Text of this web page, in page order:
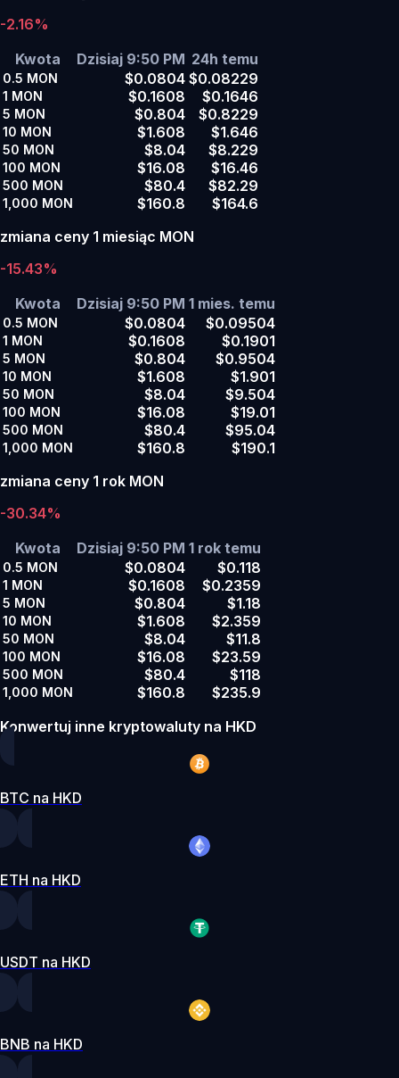
-2.16%
Kwota
Dzisiaj 9:50 PM 24h temu
0.5 MON $0.0804 $0.08229
1 MON $0.1608 $0.1646
5 MON $0.804 $0.8229
10 MON $1.608 $1.646
50 MON $8.04 $8.229
100 MON $16.08 $16.46
500 MON $80.4 $82.29
1,000 MON $160.8
$164.6
zmiana ceny 1 miesiąc MON
-15.43%
Kwota
Dzisiaj 9:50 PM 1 mies. temu
0.5 MON $0.0804 $0.09504
1 MON $0.1608 $0.1901
5 MON $0.804 $0.9504
10 MON $1.608 $1.901
50 MON $8.04 $9.504
100 MON $16.08 $19.01
500 MON $80.4 $95.04
1,000 MON $160.8
$190.1
zmiana ceny 1 rok MON
-30.34%
Kwota
Dzisiaj 9:50 PM 1 rok temu
0.5 MON $0.0804 $0.118
1 MON $0.1608 $0.2359
5 MON $0.804 $1.18
10 MON $1.608 $2.359
50 MON $8.04 $11.8
100 MON $16.08 $23.59
500 MON $80.4 $118
1,000 MON $160.8
$235.9
Konwertuj inne kryptowaluty na HKD
BTC na HKD
ETH na HKD
USDT na HKD
BNB na HKD